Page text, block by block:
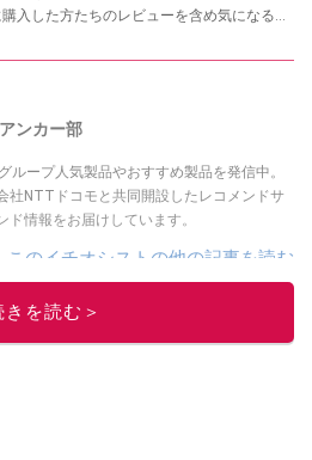
入した方たちのレビューを含め気になる点
ンカー部
ループ人気製品やおすすめ製品を発信中。
社NTTドコモと共同開設したレコメンドサ
情報をお届けしています。
このイチオシストの他の記事を読む
きを読む＞